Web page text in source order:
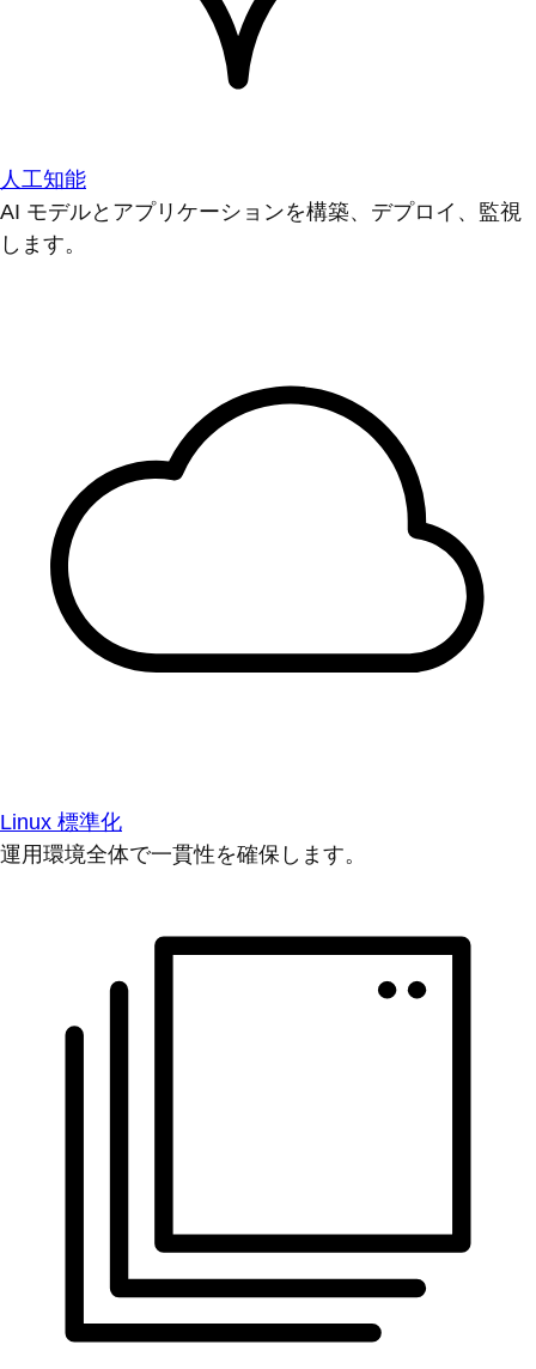
人工知能
AI モデルとアプリケーションを構築、デプロイ、監視
します。
Linux 標準化
運用環境全体で一貫性を確保します。